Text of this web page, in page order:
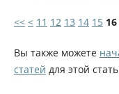
<< < 11 12 13 14 15 16
Вы также можете
статей для этой